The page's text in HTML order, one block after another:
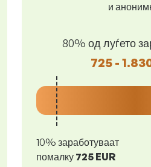
и
80% од луѓето
725 -
10% заработуваат
помалку 725 EUR